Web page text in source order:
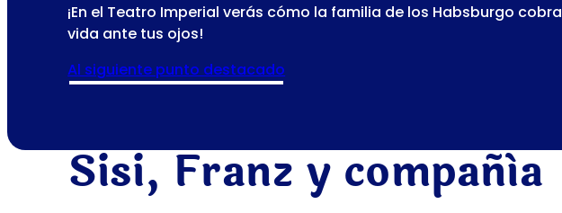
¡En el Teatro Imperial verás cómo la familia de los Habsburgo cobra
vida ante tus ojos!
al siguiente punto destacado
Sisi, Franz y compañía